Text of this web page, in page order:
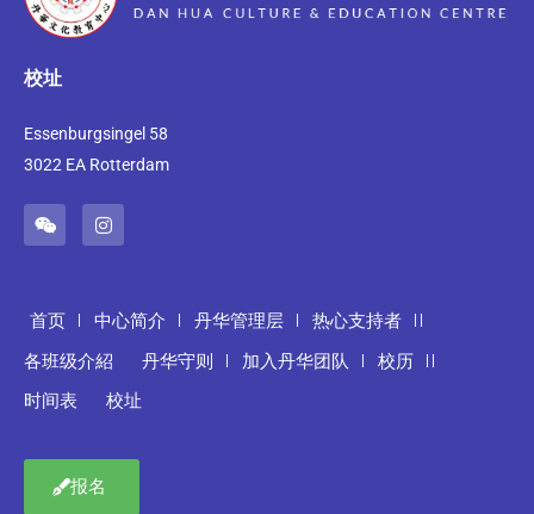
校址
Essenburgsingel 58
3022 EA Rotterdam
首页 中心简介 丹华管理层
热心支持者
各班级介紹
丹华守则 加入丹华团队
校历
时间表
校址
报名